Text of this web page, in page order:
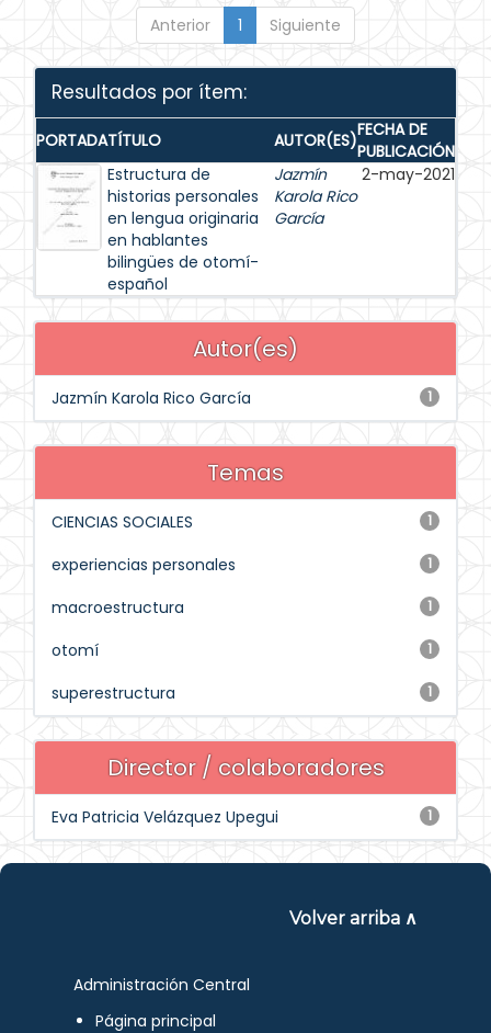
Anterior 1 Siguiente
Resultados por ítem:
PORTADATÍTULO AUTOR(ES)FECHA DE
PUBLICACIÓN
Estructura de
historias personales
en lengua originaria
en hablantes
bilingües de otomí-
español
Jazmín
Karola Rico
García
2-may-2021
Autor(es)
1
Jazmín Karola Rico García
Temas
1
CIENCIAS SOCIALES
1
experiencias personales
1
macroestructura
1
otomí
1
superestructura
Director / colaboradores
1
Eva Patricia Velázquez Upegui
Volver arriba ∧
Administración Central
Página principal